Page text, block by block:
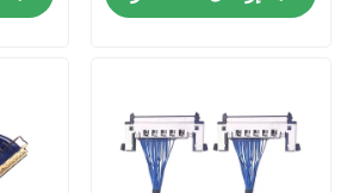
المنتجات
حول بنا